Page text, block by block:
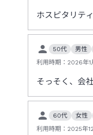
ホスピタリテ
50代 男性
利用時期： 2026年1
そっそく、会
60代 女性
利用時期： 2025年